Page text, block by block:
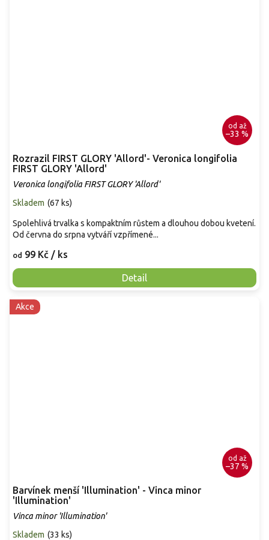
od až
–33 %
Rozrazil FIRST GLORY 'Allord'- Veronica longifolia
FIRST GLORY 'Allord'
Veronica longifolia FIRST GLORY 'Allord'
Skladem (67 ks)
od 99 Kč / ks
Detail
Spolehlivá trvalka s kompaktním růstem a dlouhou dobou kvetení.
Od června do srpna vytváří vzpřímené...
Akce
od až
–37 %
Barvínek menší 'Illumination' - Vinca minor
'Illumination'
Vinca minor 'Illumination'
Skladem (33 ks)